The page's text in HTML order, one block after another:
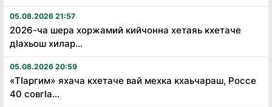
05.08.2026 21:57
2026-ча шера хоржамий кийчонна хетаяь кхетаче
дӏахьош хилар...
05.08.2026 20:59
«Тӏаргим» яхача кхетаче вай мехка кхаьчараш, Россе
40 совгӏа...